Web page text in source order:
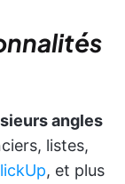
angles
listes,
, et plus